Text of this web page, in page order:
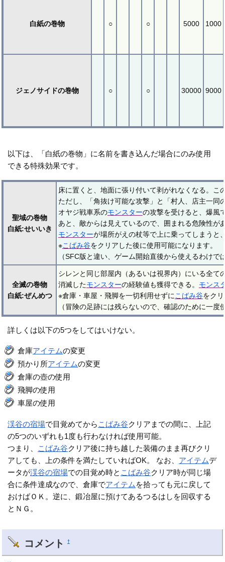
白紙の巻物 ○ ○ 5000 1000
ジェノサイドの巻物 ○ ○ 30000 9000
以下は、「白紙の巻物」に名前を書き込んだ場合にのみ使用
できる特殊効果です。
聖域の巻物
白紙:せいいき
床に置くと、地面に張り付いて剥がれなくなる。
ただし、「角抜け可能な攻撃」と「村人、店主一
オヤジ戦車系のモンスターの攻撃を受けると、爆風
あと、敵からは見えているので、囲まれる危険性が
モンスターが場所がえの杖等で上に乗ってしまうと
※こばみ谷をクリアした後に使用可能になります。
（SFC版と違い、ゲーム開始直後から使えるわけで
全滅の巻物
白紙:ぜんめつ
シレンと同じ部屋内（あるいは視界内）にいる全て
消滅したモンスターの経験値も獲得できる。 モンス
※倉庫・車屋・飛脚を一切利用せずに こばみ谷をク
（冒険の足跡には残らないので、確認のために一度
詳しくは以下の5つをしてはいけない。
倉庫アイテムの変更
預かり所アイテムの変更
倉庫の壺の使用
飛脚の使用
車屋の使用
渓谷の宿場で目覚めてから こばみ谷クリアまでの間に、上記
の5つのいずれも1度も行わなければ使用可能。
つまり、
こばみ谷クリア後に持ち越した装備のまま再びクリ
アしても、上の条件を満たしていればOK。 なお、 アイテムデ
ータが渓谷の宿場での目覚め時と こばみ谷クリア時が同じ場
合に条件達成なので、倉庫でアイテム を拾っても元に戻して
おけばＯＫ。逆に、鍛冶屋に預けてあるつるはしを回収する
とＮＧ。
コメント †